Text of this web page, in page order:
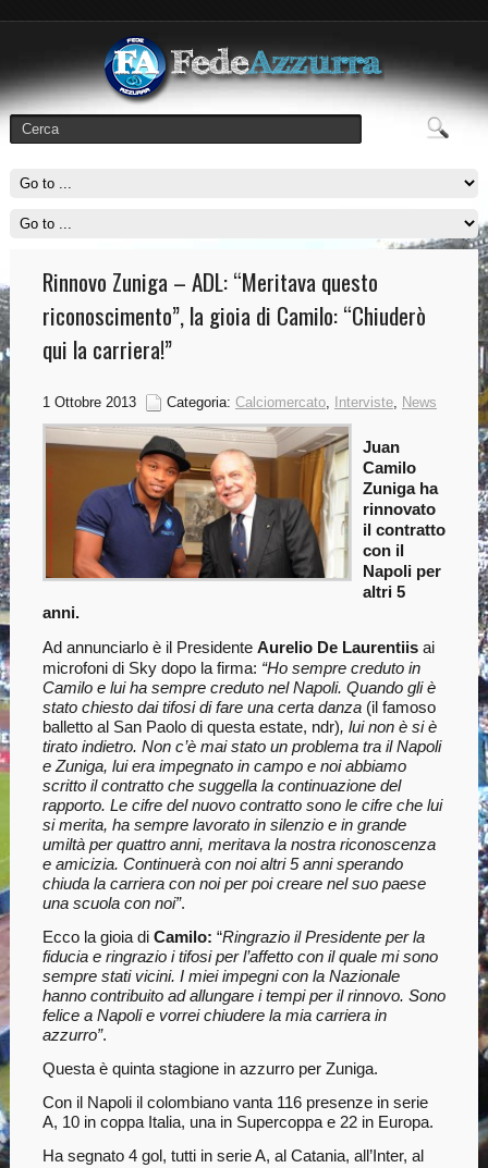
Rinnovo Zuniga – ADL: “Meritava questo
riconoscimento”, la gioia di Camilo: “Chiuderò
qui la carriera!”
1 Ottobre 2013 Categoria: Calciomercato, Interviste, News
Juan
Camilo
Zuniga ha
rinnovato
il contratto
con il
Napoli per
altri 5
anni.
Ad annunciarlo è il Presidente Aurelio De Laurentiisai
microfoni di Sky dopo la firma: “Ho sempre creduto in
Camilo e lui ha sempre creduto nel Napoli. Quando gli è
stato chiesto dai tifosi di fare una certa danza (il famoso
balletto al San Paolo di questa estate, ndr), lui non è si è
tirato indietro. Non c’è mai stato un problema tra il Napoli
e Zuniga, lui era impegnato in campo e noi abbiamo
scritto il contratto che suggella la continuazione del
rapporto. Le cifre del nuovo contratto sono le cifre che lui
si merita, ha sempre lavorato in silenzio e in grande
umiltà per quattro anni, meritava la nostra riconoscenza
e amicizia. Continuerà con noi altri 5 anni sperando
chiuda la carriera con noi per poi creare nel suo paese
una scuola con noi”.
Ecco la gioia diCamilo: “Ringrazio il Presidente per la
fiducia e ringrazio i tifosi per l’affetto con il quale mi sono
sempre stati vicini. I miei impegni con la Nazionale
hanno contribuito ad allungare i tempi per il rinnovo. Sono
felice a Napoli e vorrei chiudere la mia carriera in
azzurro”.
Questa è quinta stagione in azzurro per Zuniga.
Con il Napoli il colombiano vanta 116 presenze in serie
A, 10 in coppa Italia, una in Supercoppa e 22 in Europa.
Ha segnato 4 gol, tutti in serie A, al Catania, all’Inter, al